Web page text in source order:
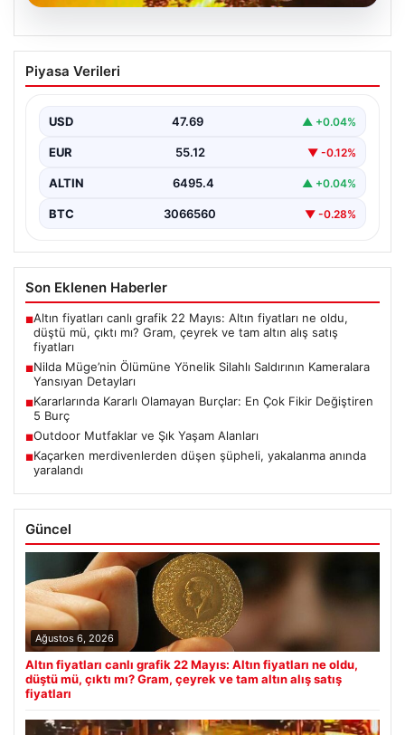
05.08.2026
Nilda Müge’nin Ölümüne Yönelik Silahlı
Saldırının Kameralara Yansıyan
İstanbul’un Şişli ilçesinde yaşanan korkutucu olayda,
ilaçları…
Piyasa Verileri
USD 47.69 ▲ +0.04%
EUR 55.12 ▼ -0.12%
ALTIN 6495.4 ▲ +0.04%
BTC 3066560 ▼ -0.28%
Son Eklenen Haberler
■Altın fiyatları canlı grafik 22 Mayıs: Altın fiyatları ne oldu,
düştü mü, çıktı mı? Gram, çeyrek ve tam altın alış satış
fiyatları
■Nilda Müge’nin Ölümüne Yönelik Silahlı Saldırının Kameralara
Yansıyan Detayları
■Kararlarında Kararlı Olamayan Burçlar: En Çok Fikir Değiştiren
5 Burç
■Outdoor Mutfaklar ve Şık Yaşam Alanları
■Kaçarken merdivenlerden düşen şüpheli, yakalanma anında
yaralandı
Güncel
Ağustos 6, 2026
Altın fiyatları canlı grafik 22 Mayıs: Altın fiyatları ne oldu,
düştü mü, çıktı mı? Gram, çeyrek ve tam altın alış satış
fiyatları